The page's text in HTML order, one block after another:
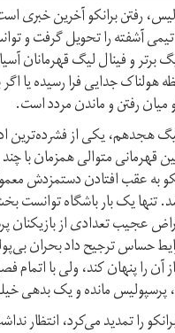
رفتن برانکو آخرین خبری
آشفته را تحویل گرفت و
برتر و فینال لیگ قهرمانان
هولناک جدایی فرا رسیده یا
رفتن و ماندن مردد است.
هجدهم، یکی از فشرده‌ترین
قهرمانی متوالی همزمان با
به عقب افتادن دستمزدش
تنها یک بار باشگاه توانست
عجیب تعدادی از بازیکنان
حساس ترجیح داد بحران
پنهان کند، ولی با اتمام
پرسپولیس مانده و یک بدهی
را تمدید می‌کرد، انتظار